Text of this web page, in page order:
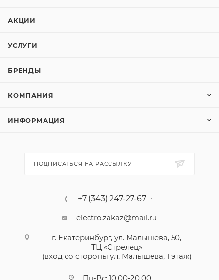
АКЦИИ
УСЛУГИ
БРЕНДЫ
КОМПАНИЯ
ИНФОРМАЦИЯ
ПОДПИСАТЬСЯ НА РАССЫЛКУ
+7 (343) 247-27-67
electro.zakaz@mail.ru
г. Екатеринбург, ул. Малышева, 50,
ТЦ «Стрелец»
(вход со стороны ул. Малышева, 1 этаж)
Пн-Вс: 10.00-20.00